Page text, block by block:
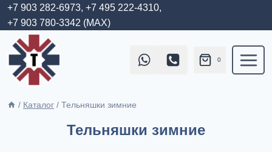
Перейти
содержимому
+7 903 282-6973, +7 495 222-4310,
+7 903 780-3342 (MAX)
0
/ Каталог / Тельняшки зимние
Тельняшки зимние